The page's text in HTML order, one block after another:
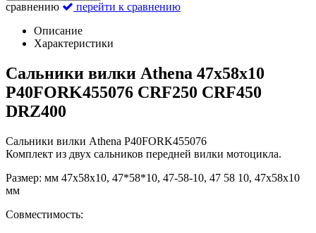
сравнению
перейти к сравнению
Описание
Характеристики
Сальники вилки Athena 47x58x10
P40FORK455076 CRF250 CRF450
DRZ400
Сальники вилки Athena P40FORK455076
Комплект из двух сальников передней вилки мотоцикла.
Размер: мм 47x58x10, 47*58*10, 47-58-10, 47 58 10, 47х58х10
мм
Совместимость: